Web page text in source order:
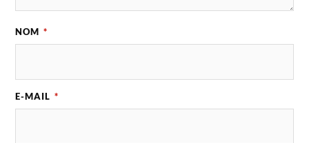
NOM *
E-MAIL *